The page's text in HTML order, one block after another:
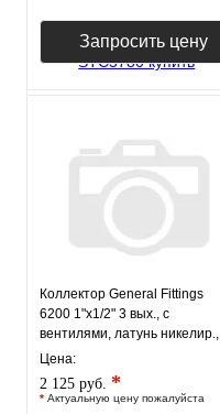
Запросить цену
Коллектор General Fittings
6200 1"х1/2" 3 вых., c
вентилями, латунь никелир.,
синий регулятор
Цена:
2 125 руб. *
* Актуальную цену пожалуйста